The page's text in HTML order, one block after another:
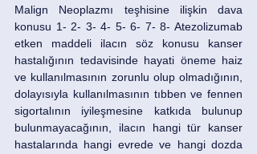
Malign Neoplazmı teşhisine ilişkin dava
konusu 1- 2- 3- 4- 5- 6- 7- 8- Atezolizumab
etken maddeli ilacın söz konusu kanser
hastalığının tedavisinde hayati öneme haiz
ve kullanılmasının zorunlu olup olmadığının,
dolayısıyla kullanılmasının tıbben ve fennen
sigortalının iyileşmesine katkıda bulunup
bulunmayacağının, ilacın hangi tür kanser
hastalarında hangi evrede ve hangi dozda